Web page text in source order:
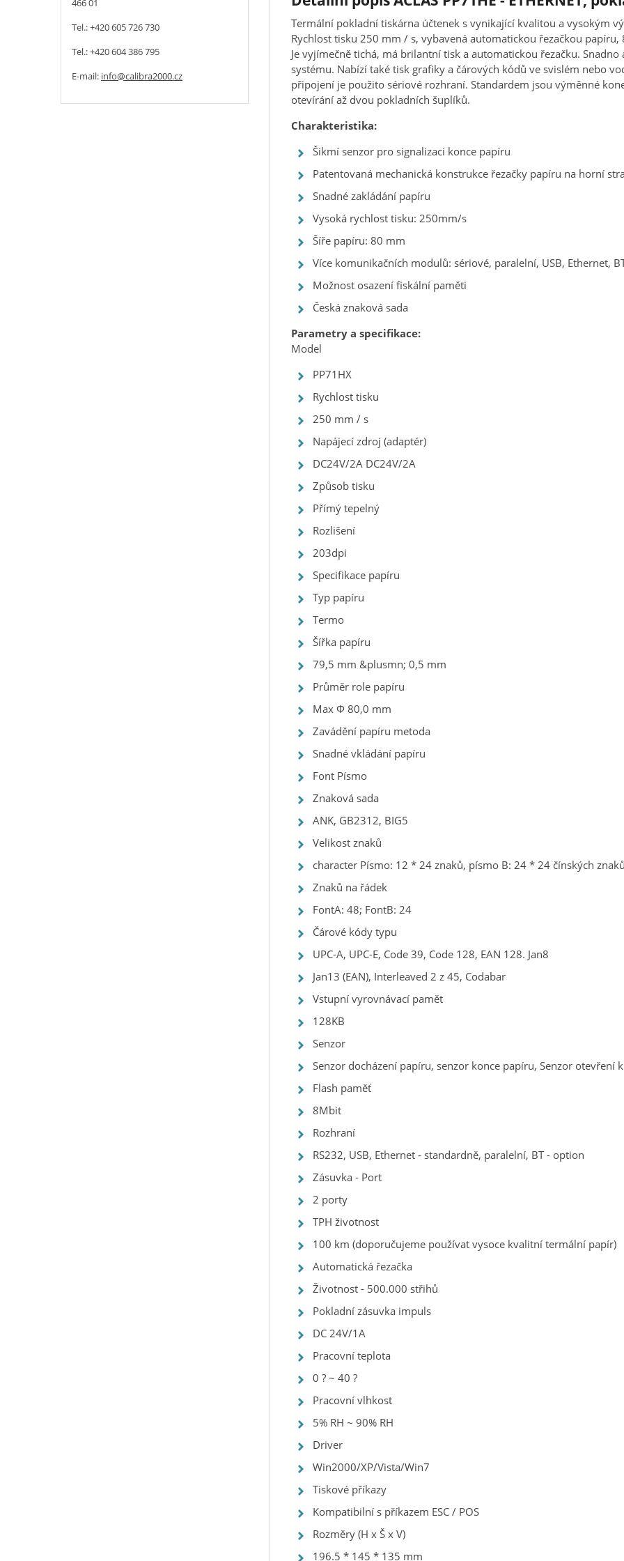
Termální pokladní tiskárna účtenek s vynikající kvalitou a vysokým
Rychlost tisku 250 mm / s, vybavená automatickou řezačkou
Je vyjímečně tichá, má brilantní tisk a automatickou řezačku.
systému. Nabízí také tisk grafiky a čárových kódů ve svislém nebo
připojení je použito sériové rozhraní. Standardem jsou výměnné
otevírání až dvou pokladních šuplíků.
Charakteristika:
Šikmí senzor pro signalizaci konce papíru
Patentovaná mechanická konstrukce řezačky papíru na horní
Snadné zakládání papíru
Vysoká rychlost tisku: 250mm/s
Šíře papíru: 80 mm
Více komunikačních modulů: sériové, paralelní, USB, Ethernet,
Možnost osazení fiskální paměti
Česká znaková sada
Parametry a specifikace:
Model
PP71HX
Rychlost tisku
250 mm / s
Napájecí zdroj (adaptér)
DC24V/2A DC24V/2A
Způsob tisku
Přímý tepelný
Rozlišení
203dpi
Specifikace papíru
Typ papíru
Termo
Šířka papíru
79,5 mm &plusmn; 0,5 mm
Průměr role papíru
Max Φ 80,0 mm
Zavádění papíru metoda
Snadné vkládání papíru
Font Písmo
Znaková sada
ANK, GB2312, BIG5
Velikost znaků
character Písmo: 12 * 24 znaků, písmo B: 24 * 24 čínských
Znaků na řádek
FontA: 48; FontB: 24
Čárové kódy typu
UPC-A, UPC-E, Code 39, Code 128, EAN 128. Jan8
Jan13 (EAN), Interleaved 2 z 45, Codabar
Vstupní vyrovnávací pamět
128KB
Senzor
Senzor docházení papíru, senzor konce papíru, Senzor otevření
Flash paměť
8Mbit
Rozhraní
RS232, USB, Ethernet - standardně, paralelní, BT - option
Zásuvka - Port
2 porty
TPH životnost
100 km (doporučujeme používat vysoce kvalitní termální papír)
Automatická řezačka
Životnost - 500.000 střihů
Pokladní zásuvka impuls
DC 24V/1A
Pracovní teplota
0 ? ~ 40 ?
Pracovní vlhkost
5% RH ~ 90% RH
Driver
Win2000/XP/Vista/Win7
Tiskové příkazy
Kompatibilní s příkazem ESC / POS
Rozměry (H x Š x V)
196.5 * 145 * 135 mm
466 01
Tel.: +420 605 726 730
Tel.: +420 604 386 795
E-mail: info@calibra2000.cz